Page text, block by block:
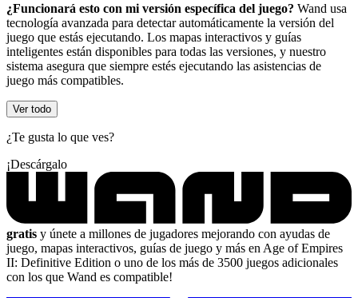
¿Funcionará esto con mi versión específica del juego? Wand usa
tecnología avanzada para detectar automáticamente la versión del
juego que estás ejecutando. Los mapas interactivos y guías
inteligentes están disponibles para todas las versiones, y nuestro
sistema asegura que siempre estés ejecutando las asistencias de
juego más compatibles.
Ver todo
¿Te gusta lo que ves?
¡Descárgalo
gratis y únete a millones de jugadores mejorando con ayudas de
juego, mapas interactivos, guías de juego y más en Age of Empires
II: Definitive Edition o uno de los más de 3500 juegos adicionales
con los que Wand es compatible!